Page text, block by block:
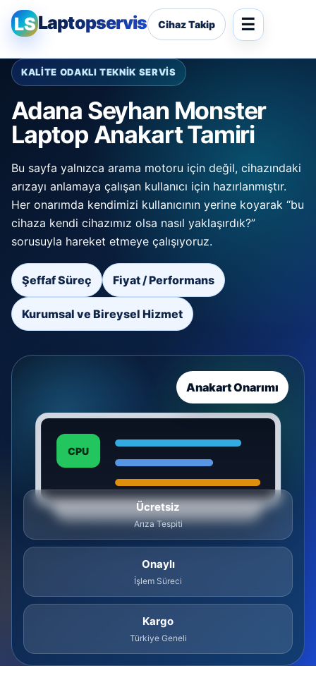
LSLaptopservis Cihaz Takip
KALİTE ODAKLI TEKNİK SERVİS
Adana Seyhan Monster
Laptop Anakart Tamiri
Bu sayfa yalnızca arama motoru için değil, cihazındaki
arızayı anlamaya çalışan kullanıcı için hazırlanmıştır.
Her onarımda kendimizi kullanıcının yerine koyarak “bu
cihaza kendi cihazımız olsa nasıl yaklaşırdık?”
sorusuyla hareket etmeye çalışıyoruz.
Şeffaf Süreç Fiyat / Performans
Kurumsal ve Bireysel Hizmet
CPU
Anakart Onarımı
Ücretsiz
Arıza Tespiti
Onaylı
İşlem Süreci
Kargo
Türkiye Geneli